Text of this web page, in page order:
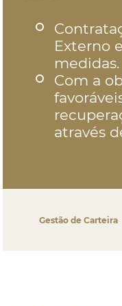
Externo
medidas.
Com a
através
Gestão de Carteira